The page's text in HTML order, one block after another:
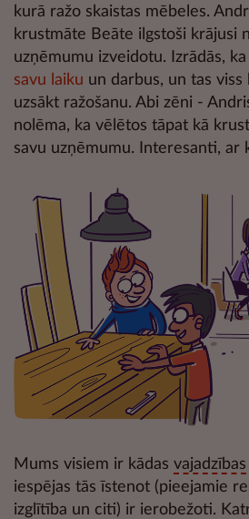
kurā ražo skaistas mēbeles.
krustmāte Beāte ilgstoši krājusi
uzņēmumu izveidotu. Izrādās,
savu laiku un darbus, un tas viss
uzsākt ražošanu. Abi zēni -
nolēma, ka vēlētos tāpat kā
savu uzņēmumu. Interesanti, ar
Mums visiem ir kādas vajadzības
iespējas tās īstenot (pieejamie
izglītība un citi) ir ierobežoti.